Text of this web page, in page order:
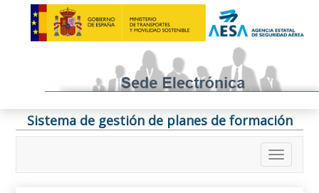
Sistema de gestión de planes de formación